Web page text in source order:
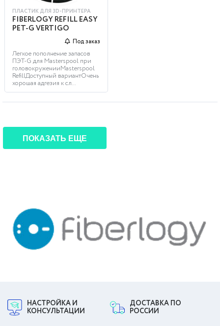
ПЛАСТИК ДЛЯ 3D-ПРИНТЕРА
FIBERLOGY REFILL EASY
PET-G VERTIGO
Под заказ
Легкое пополнение запасов
ПЭТ-G для Masterspool при
головокруженииMasterspool
RefillДоступный вариантОчень
хорошая адгезия к сл...
ПОКАЗАТЬ ЕЩЕ
НАСТРОЙКА И
КОНСУЛЬТАЦИИ
ДОСТАВКА ПО
РОССИИ